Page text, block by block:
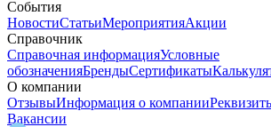
События
НовостиСтатьиМероприятияАкции
Справочник
Справочная информацияУсловные
обозначенияБрендыСертификаты
О компании
ОтзывыИнформация о компании
Вакансии